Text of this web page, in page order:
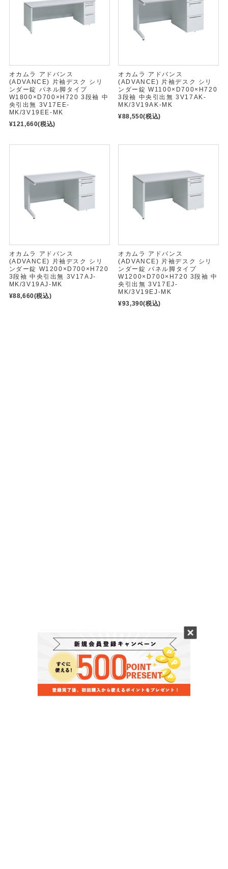
オカムラ アドバンス
(ADVANCE) 片袖デスク シリ
ンダー錠 パネル脚タイプ
W1800×D700×H720 3段袖 中
央引出無 3V17EE-
MK/3V19EE-MK
¥121,660(税込)
オカムラ アドバンス
(ADVANCE) 片袖デスク シリ
ンダー錠 W1100×D700×H720
3段袖 中央引出無 3V17AK-
MK/3V19AK-MK
¥88,550(税込)
オカムラ アドバンス
(ADVANCE) 片袖デスク シリ
ンダー錠 W1200×D700×H720
3段袖 中央引出無 3V17AJ-
MK/3V19AJ-MK
¥88,660(税込)
オカムラ アドバンス
(ADVANCE) 片袖デスク シリ
ンダー錠 パネル脚タイプ
W1200×D700×H720 3段袖 中
央引出無 3V17EJ-
MK/3V19EJ-MK
¥93,390(税込)